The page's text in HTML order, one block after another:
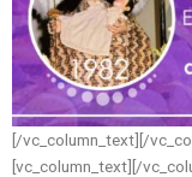
[/vc_column_text][/
[vc_column_text][/